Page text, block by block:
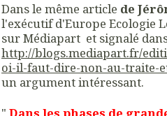
Dans le même article de
l'exécutif d'Europe Ecologie
sur Médiapart et signalé
http://blogs.mediapart.fr/
oi-il-faut-dire-non-au-traite-
un argument intéressant.
" Dans les phases de